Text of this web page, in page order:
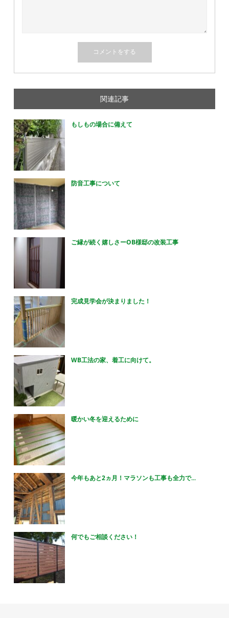
関連記事
もしもの場合に備えて
防音工事について
ご縁が続く嬉しさーOB様邸の改装工事
完成見学会が決まりました！
WB工法の家、着工に向けて。
暖かい冬を迎えるために
今年もあと2ヵ月！マラソンも工事も全力で...
何でもご相談ください！